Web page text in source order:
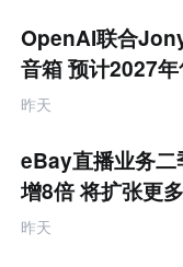
OpenAI联合
音箱 预计2027
元
昨天
eBay直播业务
增8倍 将扩张更
昨天